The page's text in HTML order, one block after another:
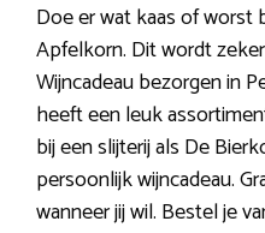
Doe er wat kaas of worst
Apfelkorn. Dit wordt
Wijncadeau bezorgen in
heeft een leuk
bij een slijterij als De
persoonlijk wijncadeau.
wanneer jij wil. Bestel je